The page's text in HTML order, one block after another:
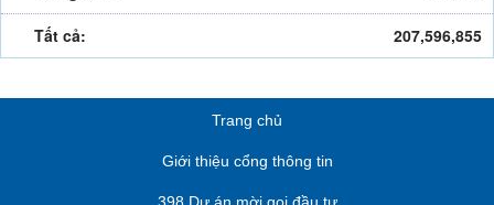
Tất cả:
207,596,855
Trang chủ
Giới thiệu cổng thông tin